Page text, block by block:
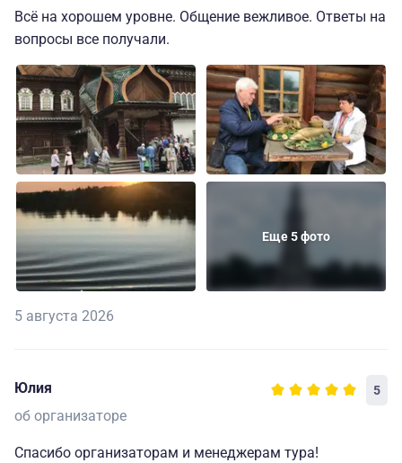
Всё на хорошем уровне. Общение вежливое. Ответы на
вопросы все получали.
Еще 5 фото
5 августа 2026
Юлия 5
об организаторе
Спасибо организаторам и менеджерам тура!